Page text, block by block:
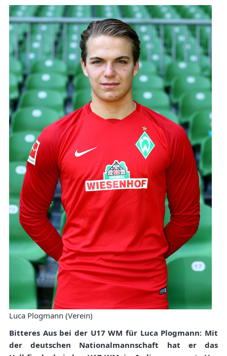
Luca Plogmann (Verein)
Bitteres Aus bei der U17 WM für Luca Plogmann: Mit
der deutschen Nationalmannschaft hat er das